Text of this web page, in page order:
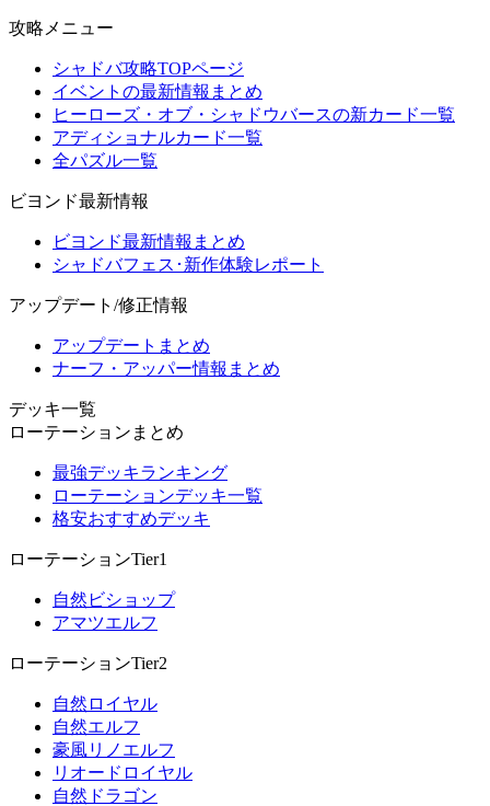
攻略メニュー
シャドバ攻略TOPページ
イベントの最新情報まとめ
ヒーローズ・オブ・シャドウバースの新カード一覧
アディショナルカード一覧
全パズル一覧
ビヨンド最新情報
ビヨンド最新情報まとめ
シャドバフェス･新作体験レポート
アップデート/修正情報
アップデートまとめ
ナーフ・アッパー情報まとめ
デッキ一覧
ローテーションまとめ
最強デッキランキング
ローテーションデッキ一覧
格安おすすめデッキ
ローテーションTier1
自然ビショップ
アマツエルフ
ローテーションTier2
自然ロイヤル
自然エルフ
豪風リノエルフ
リオードロイヤル
自然ドラゴン